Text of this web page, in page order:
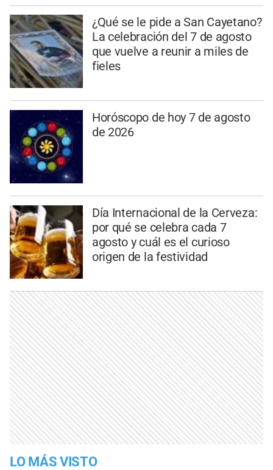
¿Qué se le pide a San Cayetano?
La celebración del 7 de agosto
que vuelve a reunir a miles de
fieles
Horóscopo de hoy 7 de agosto
de 2026
Día Internacional de la Cerveza:
por qué se celebra cada 7
agosto y cuál es el curioso
origen de la festividad
LO MÁS VISTO